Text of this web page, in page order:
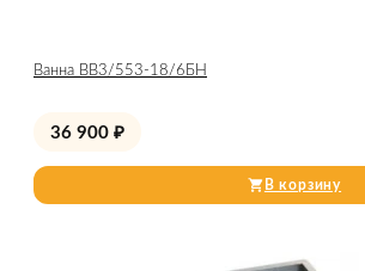
Ванна ВВ3/553-18/6БН
36 900 ₽
В корзину